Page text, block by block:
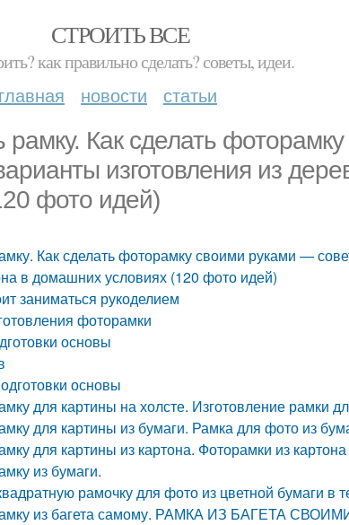
СТРОИТЬ ВСЕ
как правильно сделать? советы, идеи.
главная новости статьи
рамку. Как сделать
изготовления из
фото идей)
Как сделать фоторамку своими руками —
в домашних условиях (120 фото идей)
заниматься рукоделием
фоторамки
основы
основы
для картины на холсте. Изготовление рамки
для картины из бумаги. Рамка для фото из
для картины из картона. Фоторамки из картона
из бумаги.
рамочку для фото из цветной бумаги в
из багета самому. РАМКА ИЗ БАГЕТА